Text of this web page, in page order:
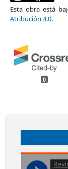
Esta obra está
Atribución 4.0.
0